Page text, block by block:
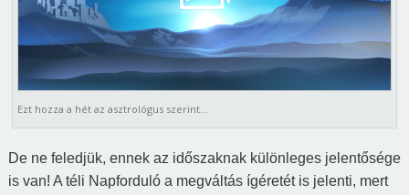
Ezt hozza a hét az asztrológus szerint…
De ne feledjük, ennek az időszaknakkülönleges jelentősége
is van! A téli Napforduló a megváltás ígéretét is jelenti, mert